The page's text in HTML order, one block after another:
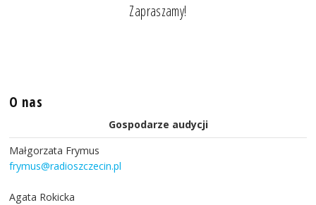
Zapraszamy!
O nas
Gospodarze audycji
Małgorzata Frymus
frymus@radioszczecin.pl
Agata Rokicka